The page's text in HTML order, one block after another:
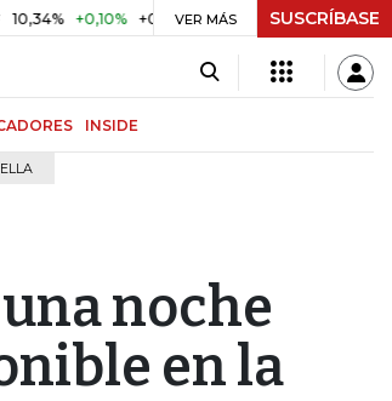
+0,10% +0,98% UVR $ 416,96 +$ 0,05 +0,01%
VER MÁS SUSCRÍBASE
INSIDE
noche
en la